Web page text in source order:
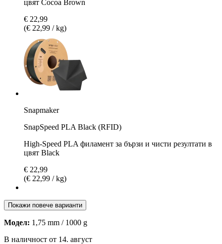
цвят Cocoa Brown
€ 22,99
(€ 22,99 / kg)
Snapmaker
SnapSpeed PLA Black (RFID)
High-Speed PLA филамент за бързи и чисти резултати в
цвят Black
€ 22,99
(€ 22,99 / kg)
Покажи повече варианти
Модел: 1,75 mm / 1000 g
В наличност от 14. август